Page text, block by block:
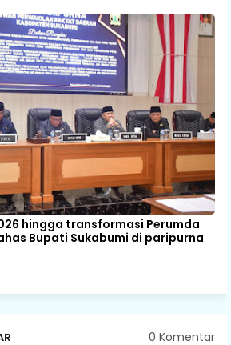
hingga transformasi Perumda
Bupati Sukabumi di paripurna
0 Komentar